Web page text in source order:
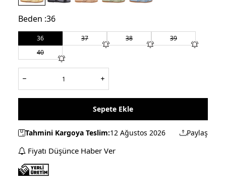
Beden :36
36 37 38
39
40
Sepete Ekle
Tahmini Kargoya Teslim:12 Ağustos 2026 Paylaş
Fiyatı Düşünce Haber Ver